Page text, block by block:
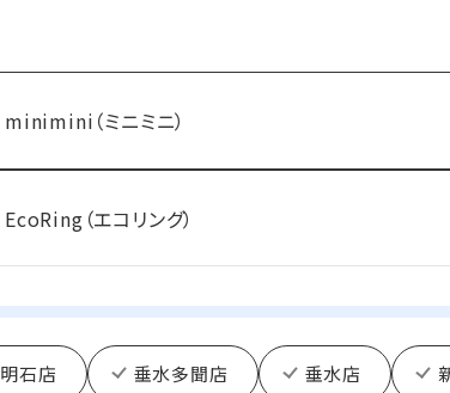
minimini（ミニミニ）
EcoRing（エコリング）
明石店 垂水多聞店 垂水店